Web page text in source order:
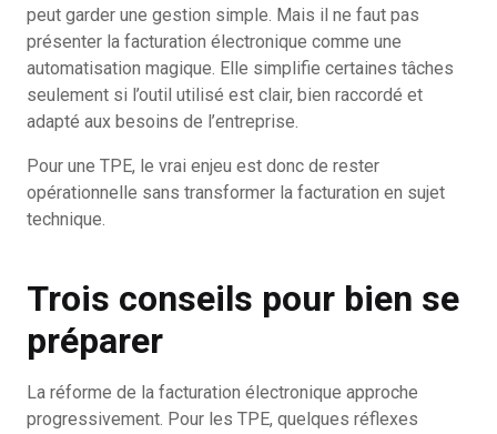
peut garder une gestion simple. Mais il ne faut pas
présenter la facturation électronique comme une
automatisation magique. Elle simplifie certaines tâches
seulement si l’outil utilisé est clair, bien raccordé et
adapté aux besoins de l’entreprise.
Pour une TPE, le vrai enjeu est donc de rester
opérationnelle sans transformer la facturation en sujet
technique.
Trois conseils pour bien se
préparer
La réforme de la facturation électronique approche
progressivement. Pour les TPE, quelques réflexes